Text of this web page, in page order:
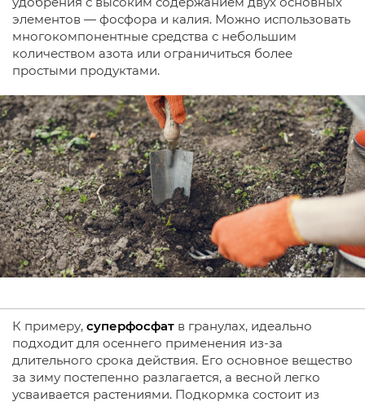
элементов — фосфора и калия. Можно использовать
многокомпонентные средства с небольшим
количеством азота или ограничиться более
простыми продуктами.
К примеру, суперфосфат в гранулах, идеально
подходит для осеннего применения из-за
длительного срока действия. Его основное вещество
за зиму постепенно разлагается, а весной легко
усваивается растениями. Подкормка состоит из